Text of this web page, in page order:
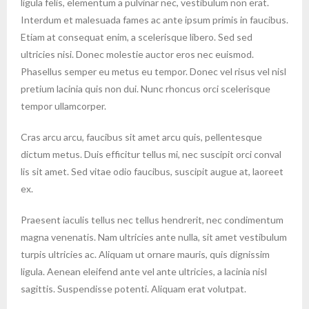
ligula felis, elementum a pulvinar nec, vestibulum non erat.
Interdum et malesuada fames ac ante ipsum primis in faucibus.
Etiam at consequat enim, a scelerisque libero. Sed sed
ultricies nisi. Donec molestie auctor eros nec euismod.
Phasellus semper eu metus eu tempor. Donec vel risus vel nisl
pretium lacinia quis non dui. Nunc rhoncus orci scelerisque
tempor ullamcorper.
Cras arcu arcu, faucibus sit amet arcu quis, pellentesque
dictum metus. Duis efficitur tellus mi, nec suscipit orci conval
lis sit amet. Sed vitae odio faucibus, suscipit augue at, laoreet
ex.
Praesent iaculis tellus nec tellus hendrerit, nec condimentum
magna venenatis. Nam ultricies ante nulla, sit amet vestibulum
turpis ultricies ac. Aliquam ut ornare mauris, quis dignissim
ligula. Aenean eleifend ante vel ante ultricies, a lacinia nisl
sagittis. Suspendisse potenti. Aliquam erat volutpat.